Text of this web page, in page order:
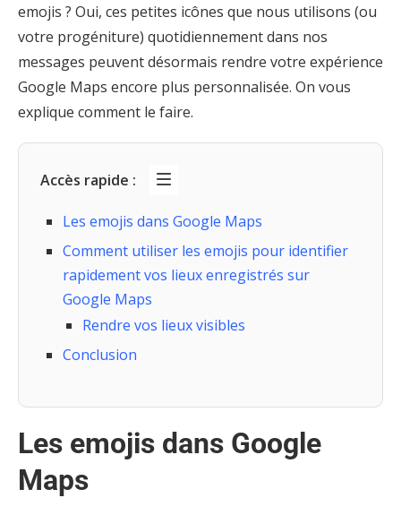
emojis ? Oui, ces petites icônes que nous utilisons (ou
votre progéniture) quotidiennement dans nos
messages peuvent désormais rendre votre expérience
Google Maps encore plus personnalisée. On vous
explique comment le faire.
Accès rapide :
Les emojis dans Google Maps
Comment utiliser les emojis pour identifier
rapidement vos lieux enregistrés sur
Google Maps
Rendre vos lieux visibles
Conclusion
Les emojis dans Google
Maps